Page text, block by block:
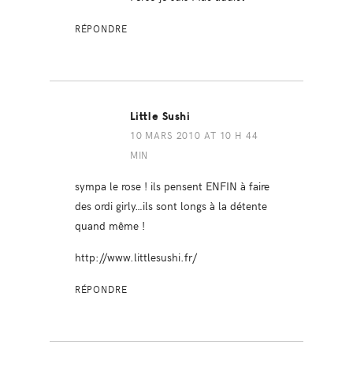
RÉPONDRE
Little Sushi
10 MARS 2010 AT 10 H 44
MIN
sympa le rose ! ils pensent ENFIN à faire
des ordi girly…ils sont longs à la détente
quand même !
http://www.littlesushi.fr/
RÉPONDRE